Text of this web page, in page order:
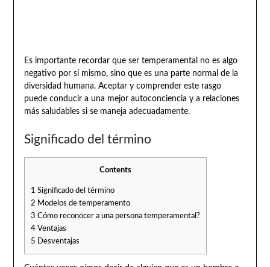
Es importante recordar que ser temperamental no es algo
negativo por sí mismo, sino que es una parte normal de la
diversidad humana. Aceptar y comprender este rasgo
puede conducir a una mejor autoconciencia y a relaciones
más saludables si se maneja adecuadamente.
Significado del término
Contents
1 Significado del término
2 Modelos de temperamento
3 Cómo reconocer a una persona temperamental?
4Ventajas
5 Desventajas